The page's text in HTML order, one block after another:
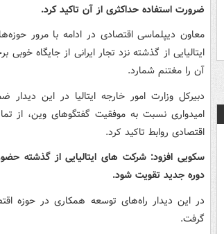
ضرورت استفاده حداکثری از آن تاکید کرد.
معاون دیپلماسی اقتصادی در ادامه با مرور
ایتالیایی از گذشته نزد تجار ایرانی از جایگاه
آن را مغتنم شمارد.
دبیرکل وزارت امور خارجه ایتالیا در این دیدار
امیدواری نسبت به موفقیت گفتگوهای وین، از
اقتصادی روابط تاکید کرد.
سکویی افزود: شرکت های ایتالیایی از گذشته
دوره جدید تقویت شود.
در این دیدار راه‌های توسعه همکاری در حوزه
گرفت.